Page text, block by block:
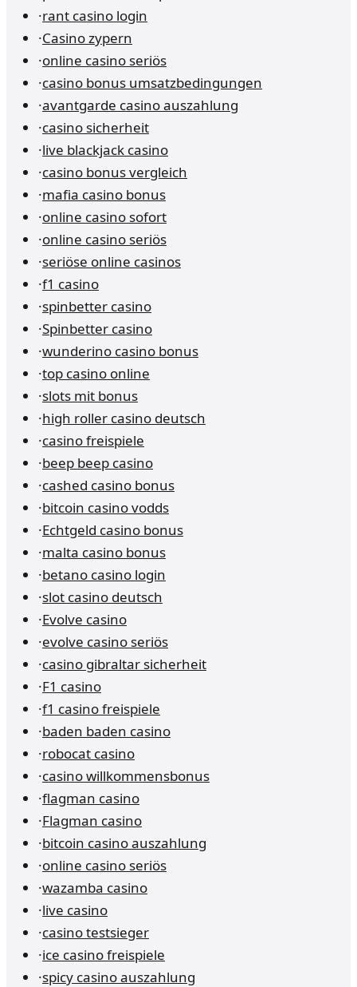
·rant casino login
·Casino zypern
·online casino seriös
·casino bonus umsatzbedingungen
·avantgarde casino auszahlung
·casino sicherheit
·live blackjack casino
·casino bonus vergleich
·mafia casino bonus
·online casino sofort
·online casino seriös
·seriöse online casinos
·f1 casino
·spinbetter casino
·Spinbetter casino
·wunderino casino bonus
·top casino online
·slots mit bonus
·high roller casino deutsch
·casino freispiele
·beep beep casino
·cashed casino bonus
·bitcoin casino vodds
·Echtgeld casino bonus
·malta casino bonus
·betano casino login
·slot casino deutsch
·Evolve casino
·evolve casino seriös
·casino gibraltar sicherheit
·F1 casino
·f1 casino freispiele
·baden baden casino
·robocat casino
·casino willkommensbonus
·flagman casino
·Flagman casino
·bitcoin casino auszahlung
·online casino seriös
·wazamba casino
·live casino
·casino testsieger
·ice casino freispiele
·spicy casino auszahlung